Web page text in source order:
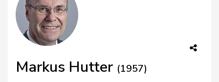
Markus Hutter (1957)